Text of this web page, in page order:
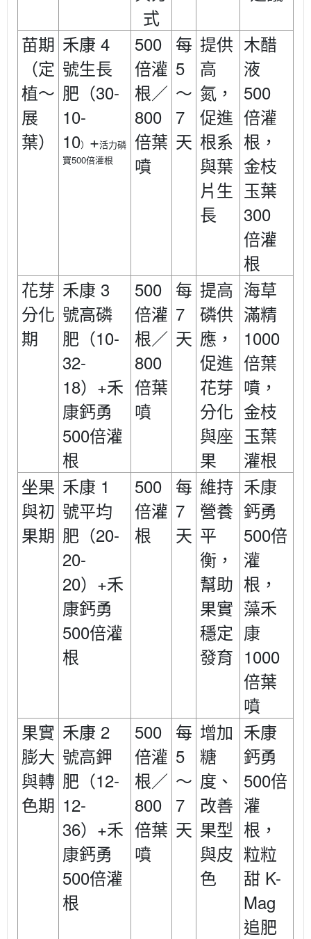
式
苗期
（定
植～
展
葉）
禾康 4
號生長
肥 （30-
10-
10） +活力磷
寶500倍灌根
500
倍灌
根／
800
倍葉
噴
每
5
～
7
天
提供
高
氮，
促進
根系
與葉
片生
長
木醋
液
500
倍灌
根，
金枝
玉葉
300
倍灌
根
花芽
分化
期
禾康 3
號高磷
肥（10-
32-
18） +禾
康鈣勇
500倍灌
根
500
倍灌
根／
800
倍葉
噴
每
7
天
提高
磷供
應，
促進
花芽
分化
與座
果
海草
滿精
1000
倍葉
噴，
金枝
玉葉
灌根
坐果
與初
果期
禾康 1
號平均
肥（20-
20-
20） +禾
康鈣勇
500倍灌
根
500
倍灌
根
每
7
天
維持
營養
平
衡，
幫助
果實
穩定
發育
禾康
鈣勇
500倍
灌
根，
藻禾
康
1000
倍葉
噴
果實
膨大
與轉
色期
禾康 2
號高鉀
肥（12-
12-
36） +禾
康鈣勇
500倍灌
根
500
倍灌
根／
800
倍葉
噴
每
5
～
7
天
增加
糖
度、
改善
果型
與皮
色
禾康
鈣勇
500倍
灌
根，
粒粒
甜 K-
Mag
追肥